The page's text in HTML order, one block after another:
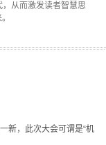
从而激发读者智慧思
新，此次大会可谓是“机